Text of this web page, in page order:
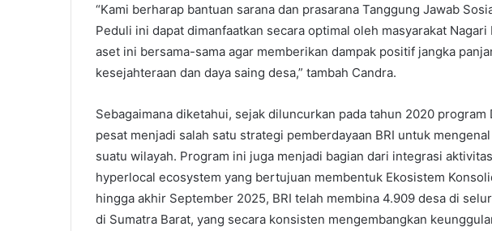
“Kami berharap bantuan sarana dan prasarana Tanggung Jawab
Peduli ini dapat dimanfaatkan secara optimal oleh masyarakat
aset ini bersama-sama agar memberikan dampak positif jangka
kesejahteraan dan daya saing desa,” tambah Candra.
Sebagaimana diketahui, sejak diluncurkan pada tahun 2020 program
pesat menjadi salah satu strategi pemberdayaan BRI untuk
suatu wilayah. Program ini juga menjadi bagian dari integrasi
hyperlocal ecosystem yang bertujuan membentuk Ekosistem
hingga akhir September 2025, BRI telah membina 4.909 desa di
di Sumatra Barat, yang secara konsisten mengembangkan